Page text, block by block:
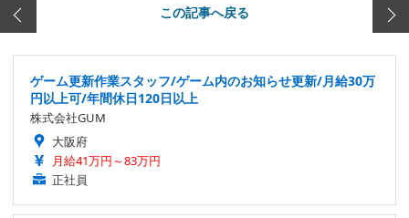
この記事へ戻る
ゲーム更新作業スタッフ/ゲーム内のお知らせ更新/月給30万
円以上可/年間休日120日以上
株式会社GUM
大阪府
月給41万円～83万円
正社員